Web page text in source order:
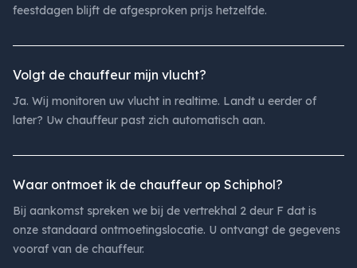
feestdagen blijft de afgesproken prijs hetzelfde.
Volgt de chauffeur mijn vlucht?
Ja. Wij monitoren uw vlucht in realtime. Landt u eerder of
later? Uw chauffeur past zich automatisch aan.
Waar ontmoet ik de chauffeur op Schiphol?
Bij aankomst spreken we bij de vertrekhal 2 deur F dat is
onze standaard ontmoetingslocatie. U ontvangt de gegevens
vooraf van de chauffeur.